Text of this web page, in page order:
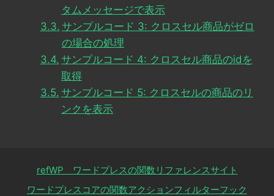
タムメッセージで表示
サンプルコード 3: クロスセル商品がゼロ
の場合の処理
サンプルコード 4: クロスセル商品のidを
取得
サンプルコード 5: クロスセルの商品のリ
ンクを表示
refWP ワードプレスの関数リファレンスサイト
ワードプレスコアの関数アクションフィルターフック